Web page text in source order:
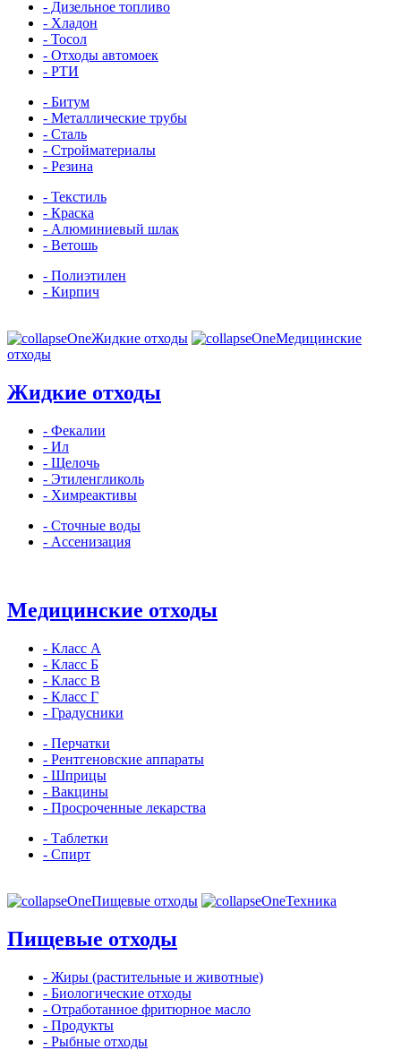
- Дизельное топливо
- Хладон
- Тосол
- Отходы автомоек
- РТИ
- Битум
- Металлические трубы
- Сталь
- Стройматериалы
- Резина
- Текстиль
- Краска
- Алюминиевый шлак
- Ветошь
- Полиэтилен
- Кирпич
Жидкие отходы
Медицинские
отходы
Жидкие отходы
- Фекалии
- Ил
- Щелочь
- Этиленгликоль
- Химреактивы
- Сточные воды
- Ассенизация
Медицинские отходы
- Класс А
- Класс Б
- Класс В
- Класс Г
- Градусники
- Перчатки
- Рентгеновские аппараты
- Шприцы
- Вакцины
- Просроченные лекарства
- Таблетки
- Спирт
Пищевые отходы Техника
Пищевые отходы
- Жиры (растительные и животные)
- Биологические отходы
- Отработанное фритюрное масло
- Продукты
- Рыбные отходы